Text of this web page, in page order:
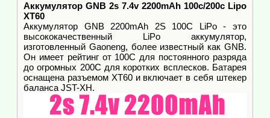
Аккумулятор GNB 2s 7.4v 2200mAh 100c/200c Lipo
XT60
Аккумулятор GNB 2200mAh 2S 100C LiPo - это
высококачественный LiPo аккумулятор,
изготовленный Gaoneng, более известный как GNB.
Он имеет рейтинг от 100C для постоянного разряда
до огромных 200C для коротких всплесков. Батарея
оснащена разъемом XT60 и включает в себя штекер
баланса JST-XH.